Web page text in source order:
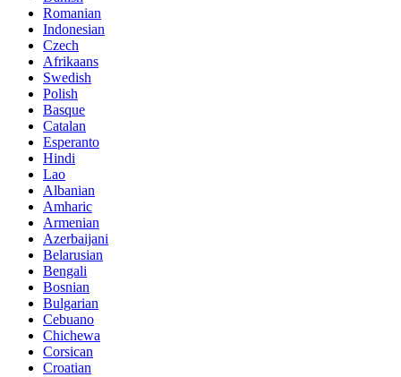
Romanian
Indonesian
Czech
Afrikaans
Swedish
Polish
Basque
Catalan
Esperanto
Hindi
Lao
Albanian
Amharic
Armenian
Azerbaijani
Belarusian
Bengali
Bosnian
Bulgarian
Cebuano
Chichewa
Corsican
Croatian